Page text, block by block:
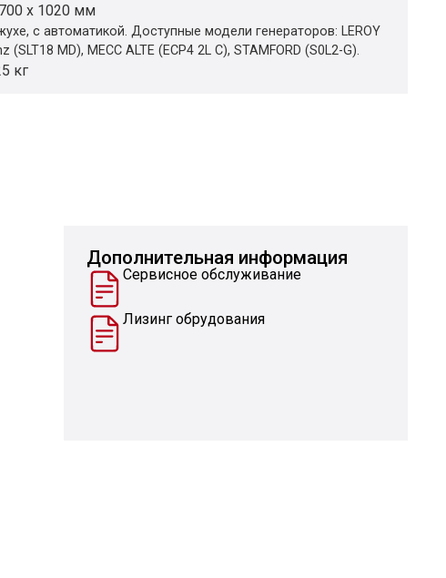
x 1020 мм
с автоматикой. Доступные модели генераторов: LEROY
(SLT18 MD), MECC ALTE (ECP4 2L C), STAMFORD (S0L2-G).
кг
Дополнительная информация
Сервисное обслуживание
Лизинг обрудования